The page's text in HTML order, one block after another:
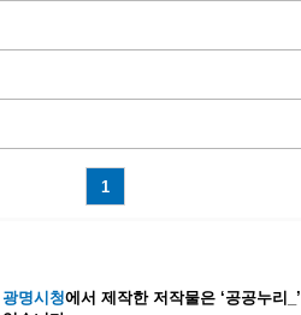
신고센터
시민대상
1
광명시청에서 제작한 저작물은 ‘공공누리_’